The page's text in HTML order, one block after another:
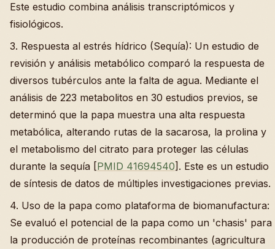
Este estudio combina análisis transcriptómicos y
fisiológicos.
3. Respuesta al estrés hídrico (Sequía): Un estudio de
revisión y análisis metabólico comparó la respuesta de
diversos tubérculos ante la falta de agua. Mediante el
análisis de 223 metabolitos en 30 estudios previos, se
determinó que la papa muestra una alta respuesta
metabólica, alterando rutas de la sacarosa, la prolina y
el metabolismo del citrato para proteger las células
durante la sequía [PMID 41694540]. Este es un estudio
de síntesis de datos de múltiples investigaciones previas.
4. Uso de la papa como plataforma de biomanufactura:
Se evaluó el potencial de la papa como un 'chasis' para
la producción de proteínas recombinantes (agricultura